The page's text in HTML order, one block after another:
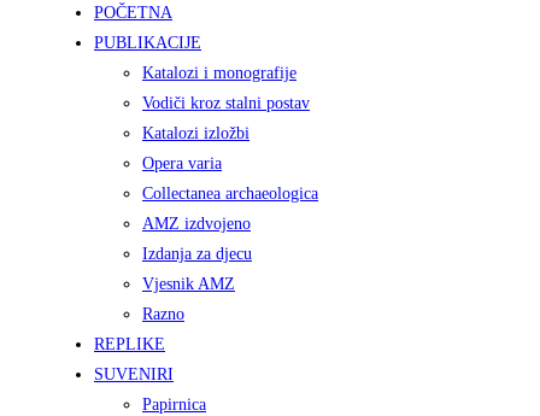
POČETNA
PUBLIKACIJE
Katalozi i monografije
Vodiči kroz stalni postav
Katalozi izložbi
Opera varia
Collectanea archaeologica
AMZ izdvojeno
Izdanja za djecu
Vjesnik AMZ
Razno
REPLIKE
SUVENIRI
Papirnica